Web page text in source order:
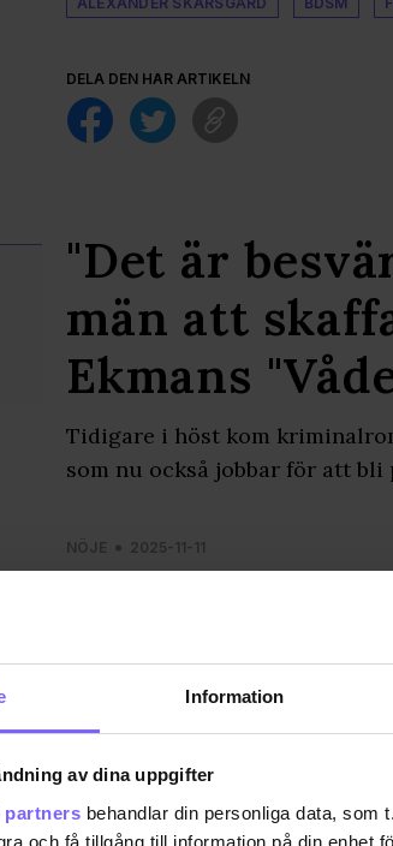
Information
av dina uppgifter
partners behandlar din personliga data, som
och få tillgång till information på din enhet
DELA DEN HÄR ARTIKELN
"Det är
män att
Ekmans
Tidigare i höst kom
som nu också jobbar för att bli
NÖJE 2025-11-11